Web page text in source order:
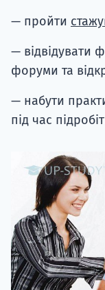
— пройти
— відвідувати
форуми та
— набути
під час